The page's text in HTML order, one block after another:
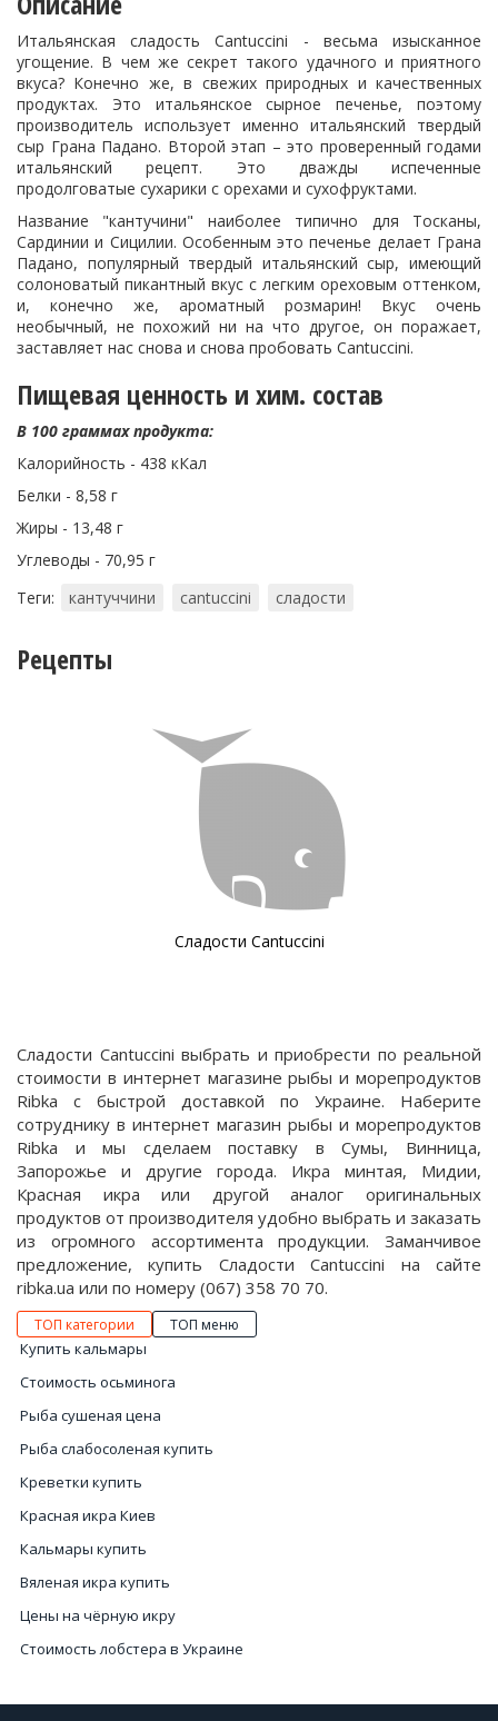
Итальянская сладость Cantuccini - весьма изысканное
угощение. В чем же секрет такого удачного и приятного
вкуса? Конечно же, в свежих природных и качественных
продуктах. Это итальянское сырное печенье, поэтому
производитель использует именно итальянский твердый
сыр Грана Падано. Второй этап – это проверенный годами
итальянский рецепт. Это дважды испеченные
продолговатые сухарики с орехами и сухофруктами.
Название "кантучини" наиболее типично для Тосканы,
Сардинии и Сицилии. Особенным это печенье делает Грана
Падано, популярный твердый итальянский сыр, имеющий
солоноватый пикантный вкус с легким ореховым оттенком,
и, конечно же, ароматный розмарин! Вкус очень
необычный, не похожий ни на что другое, он поражает,
заставляет нас снова и снова пробовать Cantuccini.
Пищевая ценность и хим. состав
В 100 граммах продукта:
Калорийность - 438 кКал
Белки - 8,58 г
Жиры - 13,48 г
Углеводы - 70,95 г
Теги:
кантуччини cantuccini сладости
Рецепты
Сладости Cantuccini
Сладости Cantuccini выбрать и приобрести по реальной
стоимости в интернет магазине рыбы и морепродуктов
Ribka с быстрой доставкой по Украине. Наберите
сотруднику в интернет магазин рыбы и морепродуктов
Ribka и мы сделаем поставку в Сумы, Винница,
Запорожье и другие города. Икра минтая, Мидии,
Красная икра или другой аналог оригинальных
продуктов от производителя удобно выбрать и заказать
из огромного ассортимента продукции. Заманчивое
предложение, купить Сладости Cantuccini на сайте
ribka.ua или по номеру (067) 358 70 70.
ТОП категории ТОП меню
Купить кальмары
Стоимость осьминога
Рыба сушеная цена
Рыба слабосоленая купить
Креветки купить
Красная икра Киев
Кальмары купить
Вяленая икра купить
Цены на чёрную икру
Стоимость лобстера в Украине